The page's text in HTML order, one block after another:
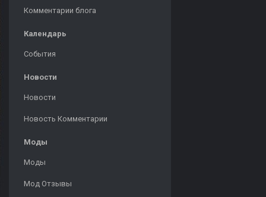
Комментарии блога
Календарь
События
Новости
Новости
Новость Комментарии
Моды
Моды
Мод Отзывы